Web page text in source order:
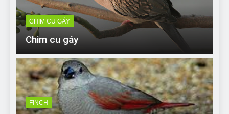
CHIM CU GÁY
Chim cu gáy
FINCH